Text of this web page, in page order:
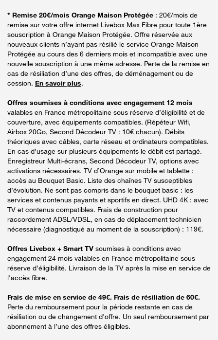
* Remise 20€/mois Orange Maison Protégée : 20€/mois de
remise sur votre offre internet Livebox Max Fibre pour toute 1ère
souscription à Orange Maison Protégée. Offre réservée aux
nouveaux clients n’ayant pas résilié le service Orange Maison
Protégée au cours des 6 derniers mois et incompatible avec une
nouvelle souscription à une même adresse. Perte de la remise en
cas de résiliation d’une des offres, de déménagement ou de
cession. En savoir plus.
Offres soumises à conditions avec engagement 12 mois
valables en France métropolitaine sous réserve d’éligibilité et de
couverture, avec équipements compatibles. (Répéteur Wifi,
Airbox 20Go, Second Décodeur TV : 10€ chacun). Débits
théoriques avec câbles, carte réseau et ordinateurs compatibles.
En cas d’usage sur plusieurs équipements le débit est partagé.
Enregistreur Multi-écrans, Second Décodeur TV, options avec
activations nécessaires. TV d’Orange sur mobile et tablette :
accès au Bouquet Basic. Liste des chaînes TV susceptibles
d’évolution. Ne sont pas compris dans le bouquet basic : les
services et contenus payants et sportifs en direct. UHD 4K : avec
TV et contenus compatibles. Frais de construction pour
raccordement ADSL/VDSL, en cas de déplacement technicien
nécessaire (diagnostiqué au moment de la souscription) : 119€.
Offres Livebox + Smart TV soumises à conditions avec
engagement 24 mois valables en France métropolitaine sous
réserve d’éligibilité. Livraison de la TV après la mise en service de
l'accès fibre.
Frais de mise en service de 49€. Frais de résiliation de 60€.
Perte du remboursement pour la période restante en cas de
résiliation ou de changement d'offre. Un seul remboursement par
abonnement à l’une des offres éligibles.